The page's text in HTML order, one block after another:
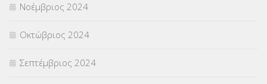
Νοέμβριος 2024
Οκτώβριος 2024
Σεπτέμβριος 2024